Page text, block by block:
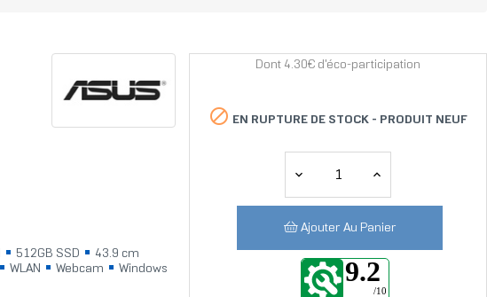
512GB SSD
43.9 cm
WLAN Webcam
Windows
Dont 4.30€ d'éco-participation
 EN RUPTURE DE STOCK - PRODUIT NEUF
Ajouter Au Panier
9.2
/10